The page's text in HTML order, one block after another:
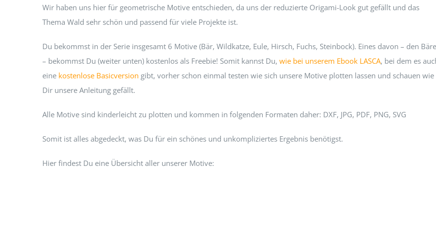
Wir haben uns hier für geometrische Motive entschieden, da uns der reduzierte Origami-Look gut gefällt und das
Thema Wald sehr schön und passend für viele Projekte ist.
Du bekommst in der Serie insgesamt 6 Motive (Bär, Wildkatze, Eule, Hirsch, Fuchs, Steinbock). Eines davon – den
– bekommst Du (weiter unten) kostenlos als Freebie! Somit kannst Du, wie bei unserem Ebook LASCA, bei dem es
eine kostenlose Basicversion gibt, vorher schon einmal testen wie sich unsere Motive plotten lassen und schauen wie
Dir unsere Anleitung gefällt.
Alle Motive sind kinderleicht zu plotten und kommen in folgenden Formaten daher: DXF, JPG, PDF, PNG, SVG
Somit ist alles abgedeckt, was Du für ein schönes und unkompliziertes Ergebnis benötigst.
Hier findest Du eine Übersicht aller unserer Motive: